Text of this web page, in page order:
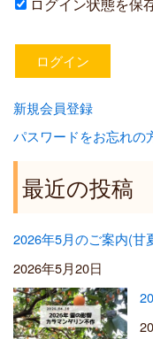
ログイン状態を保
新規会員登録
パスワードをお忘れの
最近の投稿
2026年5月のご案内(甘
2026年5月20日